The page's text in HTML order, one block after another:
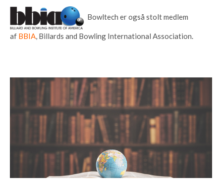
Bowltech er også stolt medlem
af BBIA, Billards and Bowling International Association.